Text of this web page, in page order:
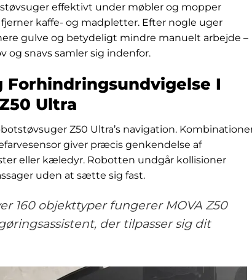
effektivt under møbler og mopper
kaffe- og madpletter. Efter nogle uger
gulve og betydeligt mindre manuelt arbejde –
snavs samler sig indenfor.
I
Ultra
Z50 Ultra’s navigation.
giver præcis genkendelse af
eller kæledyr. Robotten undgår kollisioner
uden at sætte sig fast.
160 objekttyper fungerer MOVA Z50
der tilpasser sig dit